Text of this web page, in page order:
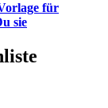
für
sie